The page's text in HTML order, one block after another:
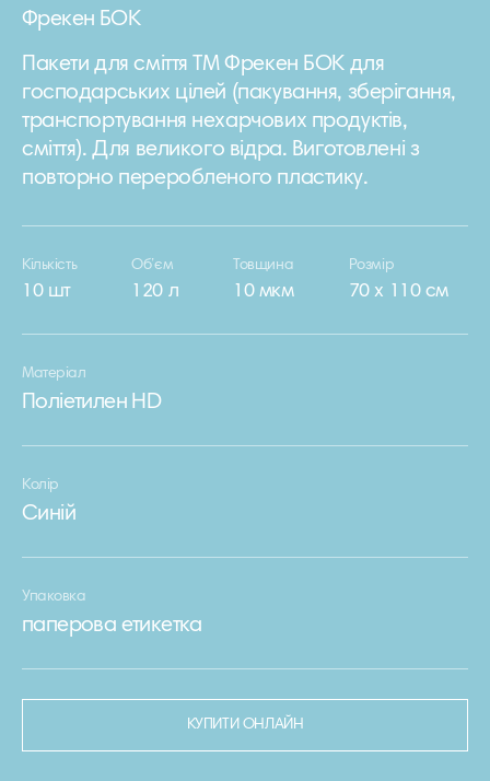
Фрекен БОК
Пакети для сміття ТМ Фрекен БОК для
господарських цілей (пакування, зберігання,
транспортування нехарчових продуктів,
сміття). Для великого відра. Виготовлені з
повторно переробленого пластику.
Кількість
10 шт
Об’єм
120 л
Товщина
10 мкм
Розмір
70 х 110 см
Матеріал
Поліетилен HD
Колір
Синій
Упаковка
паперова етикетка
КУПИТИ ОНЛАЙН